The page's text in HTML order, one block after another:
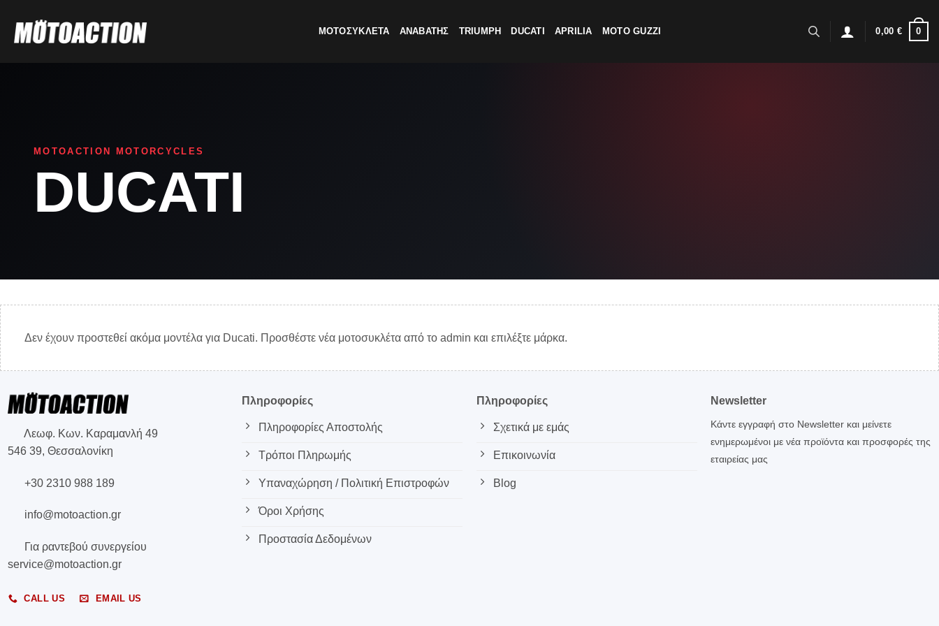
στο
περιεχόμενο
ΜΟΤΟΣΥΚΛΕΤΑ ΑΝΑΒΑΤΗΣ TRIUMPH DUCATI APRILIA MOTO GUZZI 0,00 € 0
MOTOACTION MOTORCYCLES
DUCATI
Δεν έχουν προστεθεί ακόμα μοντέλα για Ducati. Προσθέστε νέα μοτοσυκλέτα από το admin και επιλέξτε μάρκα.
Λεωφ. Κων. Καραμανλή 49
546 39, Θεσσαλονίκη
+30 2310 988 189
info@motoaction.gr
Για ραντεβού συνεργείου
service@motoaction.gr
CALL US EMAIL US
Πληροφορίες
Πληροφορίες Αποστολής
Τρόποι Πληρωμής
Υπαναχώρηση / Πολιτική Επιστροφών
Όροι Χρήσης
Προστασία Δεδομένων
Πληροφορίες
Σχετικά με εμάς
Επικοινωνία
Blog
Newsletter
Κάντε εγγραφή στο Newsletter και μείνετε
ενημερωμένοι με νέα προϊόντα και προσφορές της
εταιρείας μας